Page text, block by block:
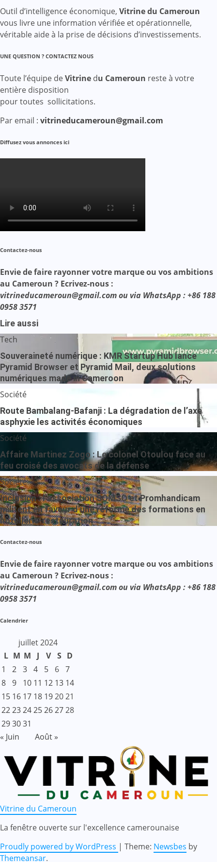
Outil d’intelligence économique, Vitrine du Cameroun
vous livre une information vérifiée et opérationnelle,
véritable aide à la prise de décisions d’investissements.
UNE QUESTION ? CONTACTEZ NOUS
Toute l’équipe deVitrine du Cameroun reste à votre
entière disposition
pour toutes sollicitations.
Par email : vitrineducameroun@gmail.com
Diffusez vous annonces ici
Contactez-nous
Envie de faire rayonner votre marque ou vos ambitions
au Cameroun ? Ecrivez-nous :
vitrineducameroun@gmail.com ou via WhatsApp : +86 188
0958 3571
Lire aussi
Tech
Souveraineté numérique : KMR Startup Hub lance
Pyramid Browser et Pyramid Mail, deux solutions
numériques made in Cameroon
Société
Route Bambalang-Bafanji : La dégradation de l’axe
asphyxie les activités économiques
Société
Affaire Martinez Zogo : Le colonel Otoulou face au
feu croisé des avocats de la défense
Société
Inclusion : l’association SOMSO et Promhandicam
militent en faveur d’une réforme des formations en
hôtellerie-restauration
Contactez-nous
Envie de faire rayonner votre marque ou vos ambitions
au Cameroun ? Ecrivez-nous :
vitrineducameroun@gmail.com ou via WhatsApp : +86 188
0958 3571
Calendrier
juillet 2024
L M M J V S D
1
2 3 4 5 6 7
8 9 10 11 12 13 14
15 16 17 18 192021
22232425262728
293031
« Juin
Août »
Vitrine du Cameroun
La fenêtre ouverte sur l'excellence camerounaise
Proudly powered by WordPress | Theme: Newsbes by
Themeansar.